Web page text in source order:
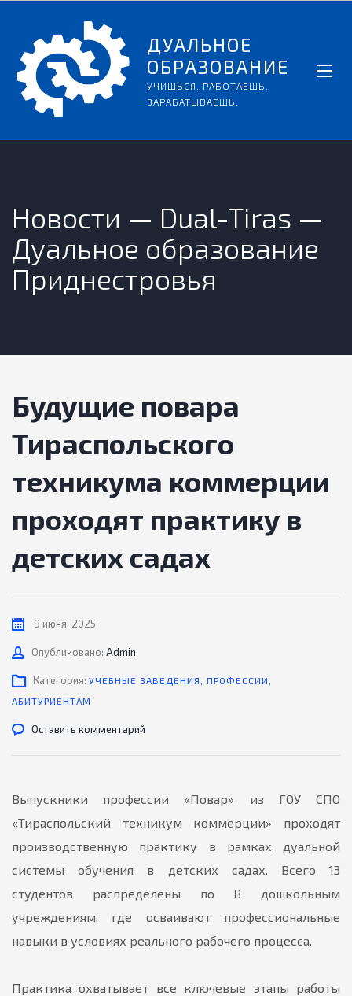
ДУАЛЬНОЕ
ОБРАЗОВАНИЕ
УЧИШЬСЯ. РАБОТАЕШЬ.
ЗАРАБАТЫВАЕШЬ.
Новости — Dual-Tiras —
Дуальное образование
Приднестровья
Будущие повара
Тираспольского
техникума коммерции
проходят практику в
детских садах
9 июня, 2025
Опубликовано: Автор
Admin
Категория: УЧЕБНЫЕ ЗАВЕДЕНИЯ ПРОФЕССИИ
АБИТУРИЕНТАМ
Оставить комментарий
Выпускники профессии «Повар» из ГОУ СПО
«Тираспольский техникум коммерции» проходят
производственную практику в рамках дуальной
системы обучения в детских садах. Всего 13
студентов распределены по 8 дошкольным
учреждениям, где осваивают профессиональные
навыки в условиях реального рабочего процесса.
Практика охватывает все ключевые этапы работы